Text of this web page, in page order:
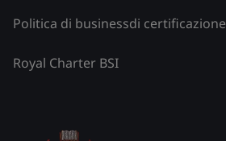
Politica di businessdi certificazione
Royal Charter BSI